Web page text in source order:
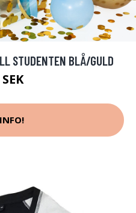
STUDENTEN BLÅ/GULD